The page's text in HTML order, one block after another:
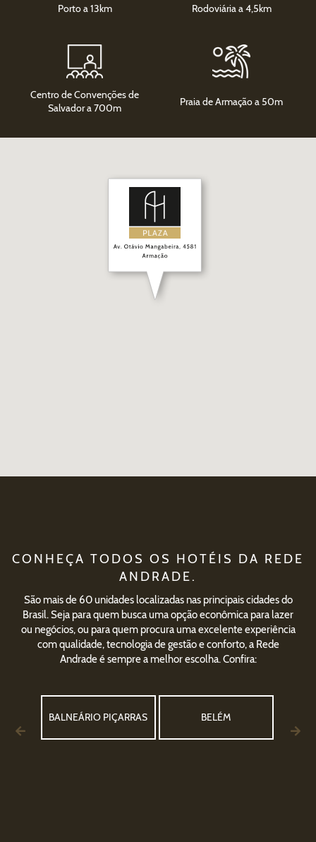
Porto a 13km Rodoviária a 4,5km
Centro de Convenções de
Salvador a 700m
Praia de Armação a 50m
CONHEÇA TODOS OS HOTÉIS DA REDE
ANDRADE.
São mais de 60 unidades localizadas nas principais cidades do
Brasil. Seja para quem busca uma opção econômica para lazer
ou negócios, ou para quem procura uma excelente experiência
com qualidade, tecnologia de gestão e conforto, a Rede
Andrade é sempre a melhor escolha. Confira:
BALNEÁRIO PIÇARRAS BELÉM